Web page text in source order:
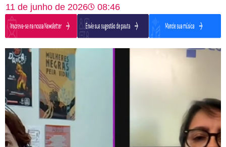
11 de junho de 2026 08:46